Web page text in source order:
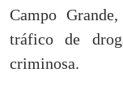
Campo
tráfico de
criminosa.